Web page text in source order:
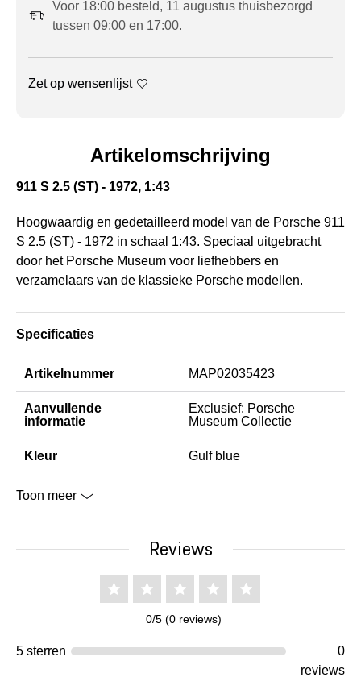
Voor 18:00 besteld, 11 augustus thuisbezorgd
tussen 09:00 en 17:00.
Zet op wensenlijst
Artikelomschrijving
911 S 2.5 (ST) - 1972, 1:43
Hoogwaardig en gedetailleerd model van de Porsche 911
S 2.5 (ST) - 1972 in schaal 1:43. Speciaal uitgebracht
door het Porsche Museum voor liefhebbers en
verzamelaars van de klassieke Porsche modellen.
Specificaties
Artikelnummer MAP02035423
Aanvullende
informatie
Exclusief: Porsche
Museum Collectie
Kleur Gulf blue
Toon meer
Reviews
0/5 (0 reviews)
5 sterren
0
reviews